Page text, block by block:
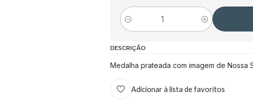
Quantidade
DESCRIÇÃO
Medalha prateada com imagem de Nossa
Adicionar à lista de favoritos